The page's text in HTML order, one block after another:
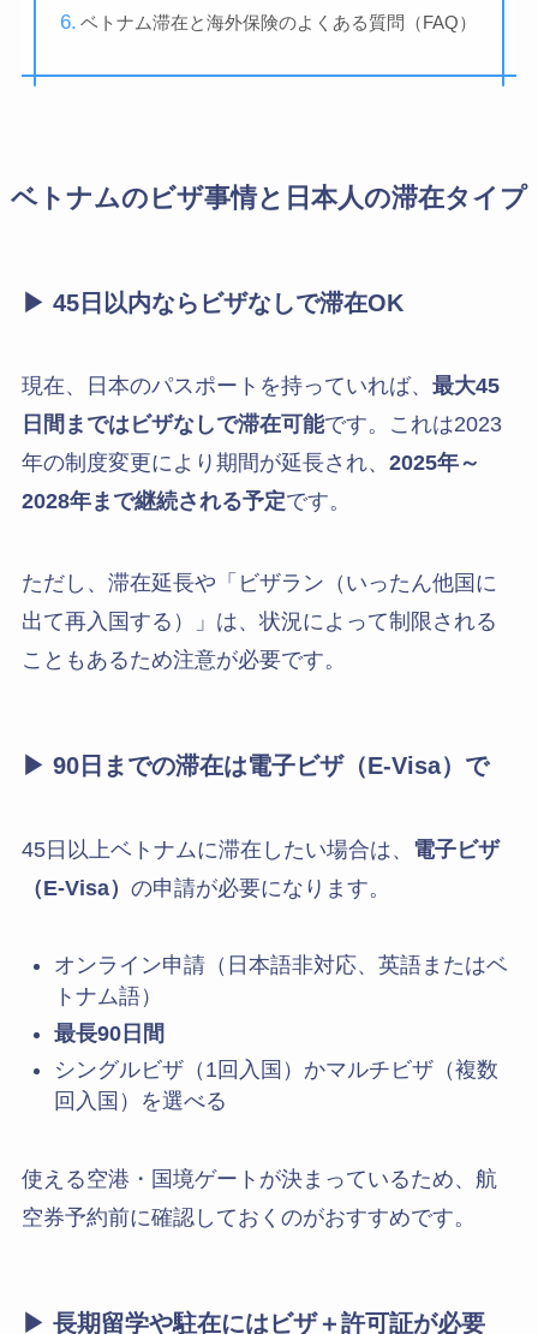
ベトナム滞在と海外保険のよくある質問（FAQ）
ベトナムのビザ事情と日本人の滞在タイプ
▶ 45日以内ならビザなしで滞在OK
現在、日本のパスポートを持っていれば、 最大45
日間まではビザなしで滞在可能です。これは2023
年の制度変更により期間が延長され、 2025年～
2028年まで継続される予定です。
ただし、滞在延長や「ビザラン（いったん他国に
出て再入国する）」は、状況によって制限される
こともあるため注意が必要です。
▶ 90日までの滞在は電子ビザ（E-Visa）で
45日以上ベトナムに滞在したい場合は、 電子ビザ
（E-Visa） の申請が必要になります。
オンライン申請（日本語非対応、英語またはベ
トナム語）
最長90日間
シングルビザ（1回入国）かマルチビザ（複数
回入国）を選べる
使える空港・国境ゲートが決まっているため、航
空券予約前に確認しておくのがおすすめです。
▶ 長期留学や駐在にはビザ＋許可証が必要